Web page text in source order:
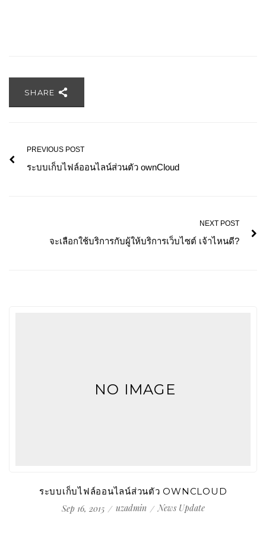
SHARE
PREVIOUS POST
ระบบเก็บไฟล์ออนไลน์ส่วนตัว ownCloud
NEXT POST
จะเลือกใช้บริการกับผู้ให้บริการเว็บไซต์ เจ้าไหนดี?
NO IMAGE
ระบบเก็บไฟล์ออนไลน์ส่วนตัว OWNCLOUD
Sep 16, 2015
uzadmin News Update